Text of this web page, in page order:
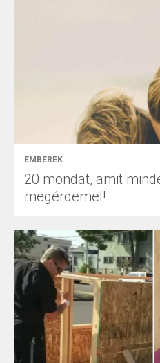
EMBEREK
20 mondat, amit
megérdemel!